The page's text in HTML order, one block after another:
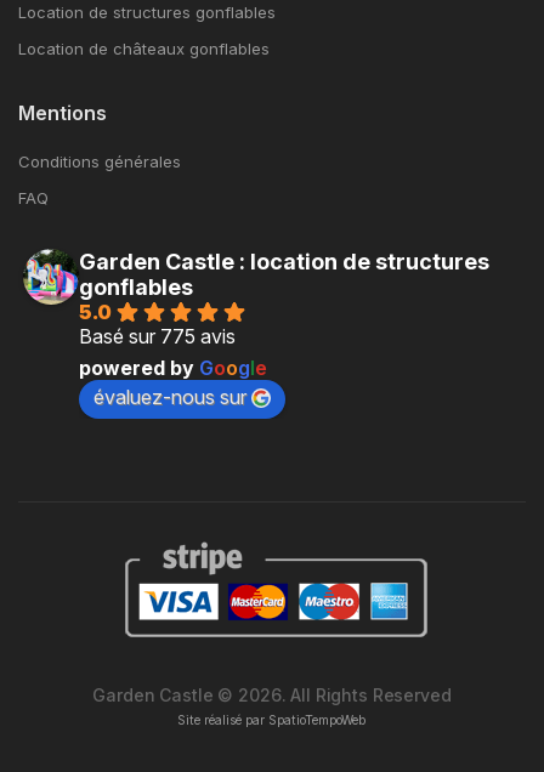
Location de structures gonflables
Location de châteaux gonflables
Mentions
Conditions générales
FAQ
Garden Castle : location de structures
gonflables
5.0
Basé sur 775 avis
powered by Google
évaluez-nous sur
Garden Castle © 2026. All Rights Reserved
Site réalisé par SpatioTempoWeb